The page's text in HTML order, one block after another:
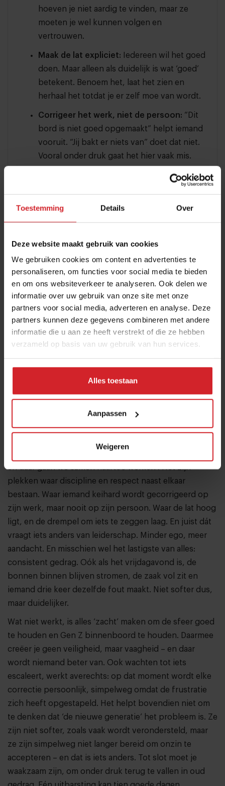
Toestemming Details Over
Deze website maakt gebruik van cookies
We gebruiken cookies om content en advertenties te
personaliseren, om functies voor social media te bieden
en om ons websiteverkeer te analyseren. Ook delen we
informatie over uw gebruik van onze site met onze
partners voor social media, adverteren en analyse. Deze
partners kunnen deze gegevens combineren met andere
informatie die u aan ze heeft verstrekt of die ze hebben
verzameld op basis van uw gebruik van hun services.
Alles toestaan
Aanpassen
Weigeren
hoeven je niet aardig te vinden, maar ze
moeten je wel kunnen volgen en
vertrouwen.
Maak de lat expliciet:
Iedereen wil het goed
doen. Maar alleen als duidelijk is wat ‘goed’
betekent. Benoem het, laat het zien en
herhaal het totdat je er zelf moe van wordt.
Corrigeer het werk, niet de persoon: “Dit
bord is niet goed opgemaakt” helpt iemand
vooruit. “Jij bakt er niets van” doet dat niet.
Vooral onder druk gaat het hier vaak mis.
Niet de fout of
Maak feedback normaal:Evalueer continu,
niet alleen als iets misgaat. Geef feedback:
klein, direct en zonder het zwaar te maken.
Focus júist op dat wat goed gaat.
"Het moet glashelder zijn wat
je van mensen verwacht"
Chef Josephien Blom over laveren tussen
en daar gaan we samen naartoe werken’. Het zijn
plekken waar discipline en respect naast elkaar
bestaan. Waar iemand keihard wordt gecorrigeerd op
zijn werk, maar nooit op zijn persoon. Waar de lat hoog
ligt, en de drempel om iets te zeggen laag. En juist dát
vraagt iets anders van leiderschap. Minder ego, meer
aandacht. En misschien wel het lastigste van alles:
consistent gedrag. Oók als het vrijdagavond is, de
bonnen binnen blijven stromen, de zaak vol zit en
iemand drie keer dezelfde fout maakt. Niet softer dus,
maar duidelijker.
Wat niet werkt, is alles ‘zacht’ maken om de sfeer goed
te houden en Gen Z binnenboord te houden. Daarmee
creëer je geen veiligheid, maar vaagheid – en daar
wordt niemand beter van. Ook wachten tot iets
escaleert, werkt averechts: op dat moment wordt elke
correctie persoonlijk, simpelweg omdat de frustratie
zich heeft opgestapeld. Het helpt bovendien niet om
te denken dat ‘de nieuwe generatie’ het probleem is. Ze
zijn niet softer, zoals vaak wordt verondersteld, maar
ze zijn simpelweg niet langer bereid om onzin te
accepteren – en dat is iets anders. Tot slot moet je
waakzaam zijn, om onder druk terug te vallen in oud